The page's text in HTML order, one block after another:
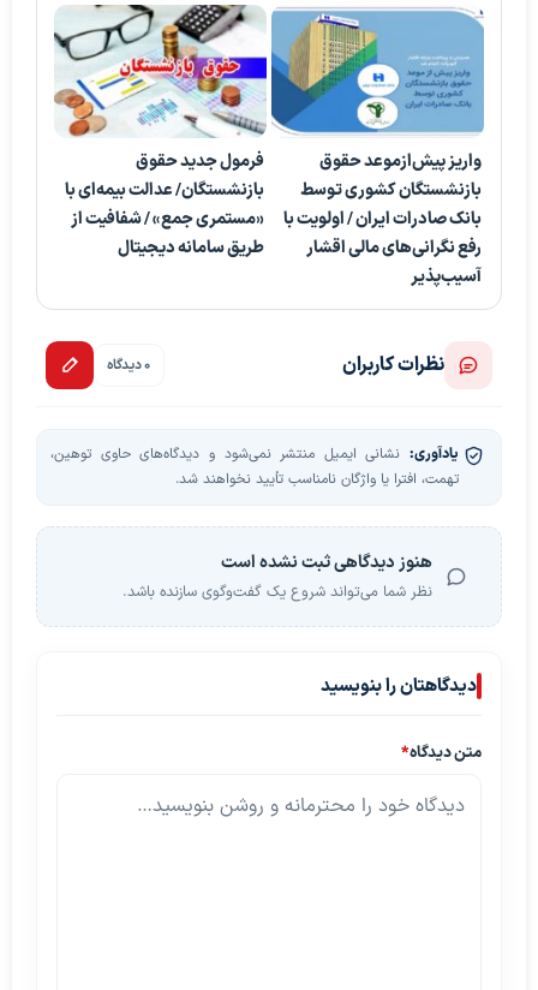
واریز پیش‌ازموعد حقوق
بازنشستگان کشوری توسط
بانک صادرات ایران / اولویت با
رفع نگرانی‌های مالی اقشار
آسیب‌پذیر
فرمول جدید حقوق
بازنشستگان/ عدالت بیمه‌ای با
«مستمری جمع» / شفافیت از
طریق سامانه دیجیتال
نظرات کاربران 0 دیدگاه
یادآوری: نشانی ایمیل منتشر نمی‌شود و دیدگاه‌های حاوی توهین،
تهمت، افترا یا واژگان نامناسب تأیید نخواهند شد.
هنوز دیدگاهی ثبت نشده است
نظر شما می‌تواند شروع یک گفت‌وگوی سازنده باشد.
دیدگاهتان را بنویسید
متن دیدگاه*